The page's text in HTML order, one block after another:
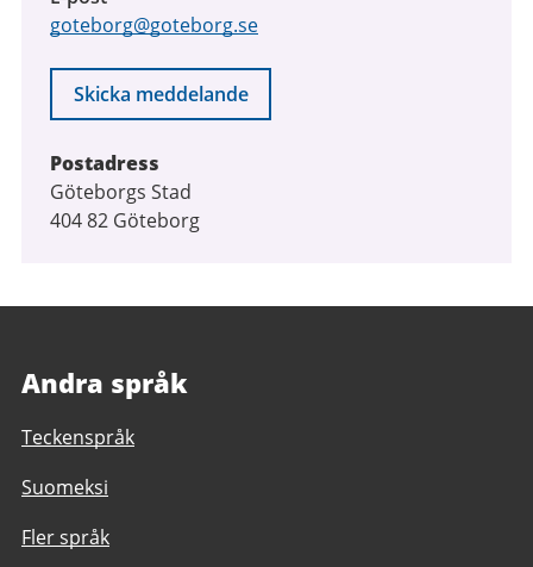
goteborg@goteborg.se
Skicka meddelande
Postadress
Göteborgs Stad
404 82 Göteborg
Andra språk
Teckenspråk
Suomeksi
Fler språk